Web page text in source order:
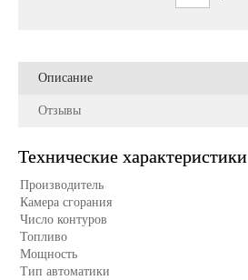
Описание
Отзывы
Технические характеристики
Производитель
Камера сгорания
Число контуров
Топливо
Мощность
Тип автоматики